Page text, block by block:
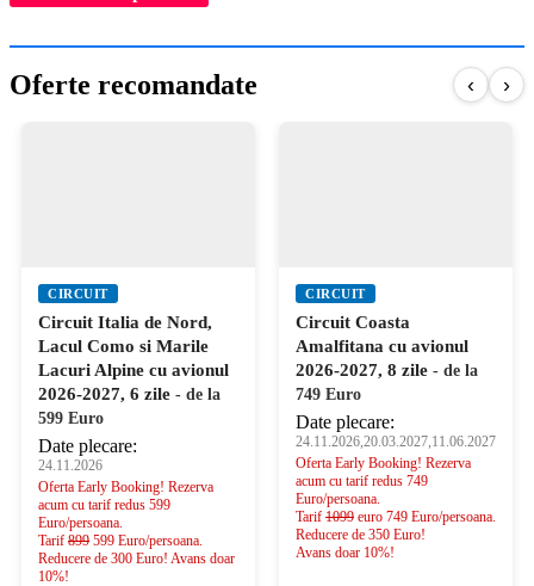
Oferte recomandate ‹ ›
CIRCUIT
Circuit Italia de Nord,
Lacul Como si Marile
Lacuri Alpine cu avionul
2026-2027, 6 zile - de la
599 Euro
Date plecare:
24.11.2026
Oferta Early Booking! Rezerva
acum cu tarif redus 599
Euro/persoana.
Tarif 899 599 Euro/persoana.
Reducere de 300 Euro! Avans doar
10%!
CIRCUIT
Circuit Coasta
Amalfitana cu avionul
2026-2027, 8 zile - de la
749 Euro
Date plecare:
24.11.2026,20.03.2027,11.06.2027
Oferta Early Booking! Rezerva
acum cu tarif redus 749
Euro/persoana.
Tarif 1099 euro 749 Euro/persoana.
Reducere de 350 Euro!
Avans doar 10%!